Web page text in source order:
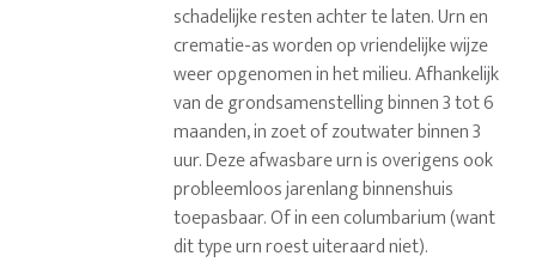
schadelijke resten achter te laten. Urn en
crematie-as worden op vriendelijke wijze
weer opgenomen in het milieu. Afhankelijk
van de grondsamenstelling binnen 3 tot 6
maanden, in zoet of zoutwater binnen 3
uur. Deze afwasbare urn is overigens ook
probleemloos jarenlang binnenshuis
toepasbaar. Of in een columbarium (want
dit type urn roest uiteraard niet).